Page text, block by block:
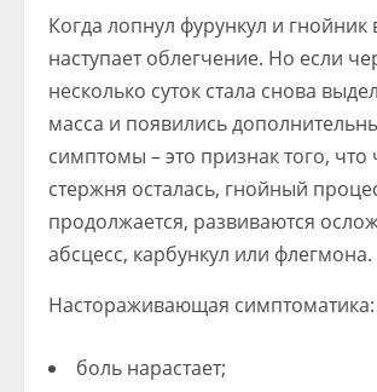
Когда лопнул фурункул и
наступает облегчение. Но если
несколько суток стала снова
масса и появились
симптомы – это признак того, что
стержня осталась, гнойный
продолжается, развиваются
абсцесс, карбункул или флегмона.
Настораживающая симптоматика:
боль нарастает;